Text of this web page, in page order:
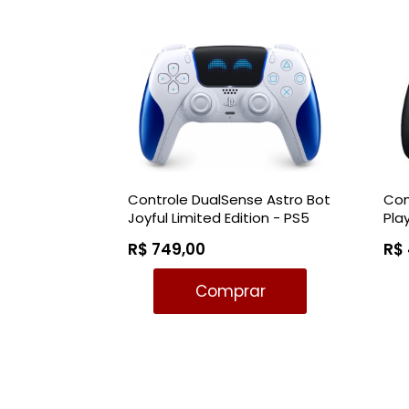
Controle DualSense Astro Bot
Joyful Limited Edition - PS5
R$ 749,00
Comprar